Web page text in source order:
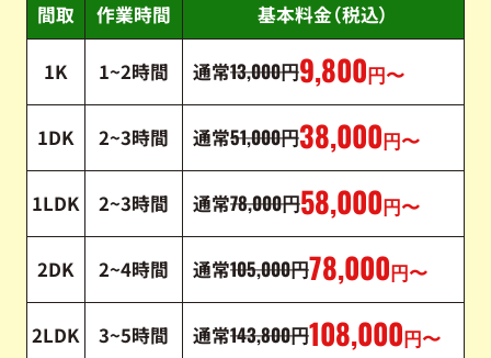
間取 作業時間 基本料金（税込）
1K 1~2時間 通常13,000円9,800 円〜
1DK 2~3時間 通常51,000円38,000 円〜
1LDK 2~3時間 通常78,000円58,000 円〜
2DK 2~4時間 通常105,000円78,000 円〜
2LDK 3~5時間 通常143,800円108,000 円〜